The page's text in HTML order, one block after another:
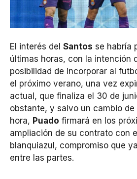
El interés del Santos se habría
últimas horas, con la intención
posibilidad de incorporar al
el próximo verano, una vez
actual, que finaliza el 30 de
obstante, y salvo un cambio de
hora, Puado firmará en los
ampliación de su contrato con
blanquiazul, compromiso que
entre las partes.